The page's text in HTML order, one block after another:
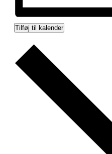
Tilføj til kalender